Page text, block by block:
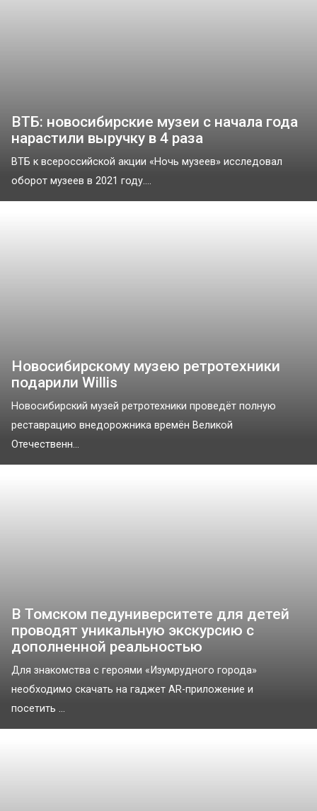
ВТБ: новосибирские музеи с начала года
нарастили выручку в 4 раза
ВТБ к всероссийской акции «Ночь музеев» исследовал
оборот музеев в 2021 году....
Новосибирскому музею ретротехники
подарили Willis
Новосибирский музей ретротехники проведёт полную
реставрацию внедорожника времён Великой
Отечественн...
В Томском педуниверситете для детей
проводят уникальную экскурсию с
дополненной реальностью
Для знакомства с героями «Изумрудного города»
необходимо скачать на гаджет AR-приложение и
посетить ...